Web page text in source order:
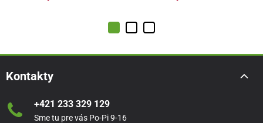
Kontakty
+421 233 329 129
Sme tu pre vás Po-Pi 9-16